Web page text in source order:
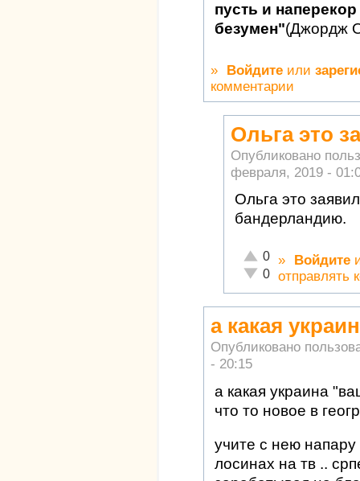
пусть и
безумен"(Джордж
» Войдите или
комментарии
Ольга это
Опубликовано
февраля, 2019 -
Ольга это
бандерландию.
Отлично!
0
Неадекватно!
0
» Войдите
отправлять
а какая
Опубликовано
- 20:15
а какая украина
что то новое в
учите с нею
лосинах на тв ..